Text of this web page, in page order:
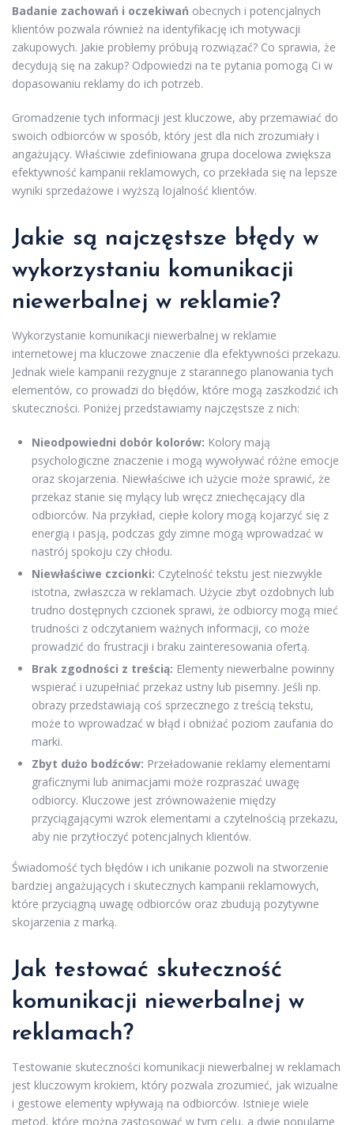
Badanie zachowań i oczekiwań obecnych i potencjalnych
klientów pozwala również na identyfikację ich motywacji
zakupowych. Jakie problemy próbują rozwiązać? Co sprawia, że
decydują się na zakup? Odpowiedzi na te pytania pomogą Ci w
dopasowaniu reklamy do ich potrzeb.
Gromadzenie tych informacji jest kluczowe, aby przemawiać do
swoich odbiorców w sposób, który jest dla nich zrozumiały i
angażujący. Właściwie zdefiniowana grupa docelowa zwiększa
efektywność kampanii reklamowych, co przekłada się na lepsze
wyniki sprzedażowe i wyższą lojalność klientów.
Jakie są najczęstsze błędy w
wykorzystaniu komunikacji
niewerbalnej w reklamie?
Wykorzystanie komunikacji niewerbalnej w reklamie
internetowej ma kluczowe znaczenie dla efektywności przekazu.
Jednak wiele kampanii rezygnuje z starannego planowania tych
elementów, co prowadzi do błędów, które mogą zaszkodzić ich
skuteczności. Poniżej przedstawiamy najczęstsze z nich:
Nieodpowiedni dobór kolorów: Kolory mają
psychologiczne znaczenie i mogą wywoływać różne emocje
oraz skojarzenia. Niewłaściwe ich użycie może sprawić, że
przekaz stanie się mylący lub wręcz zniechęcający dla
odbiorców. Na przykład, ciepłe kolory mogą kojarzyć się z
energią i pasją, podczas gdy zimne mogą wprowadzać w
nastrój spokoju czy chłodu.
Niewłaściwe czcionki: Czytelność tekstu jest niezwykle
istotna, zwłaszcza w reklamach. Użycie zbyt ozdobnych lub
trudno dostępnych czcionek sprawi, że odbiorcy mogą mieć
trudności z odczytaniem ważnych informacji, co może
prowadzić do frustracji i braku zainteresowania ofertą.
Brak zgodności z treścią: Elementy niewerbalne powinny
wspierać i uzupełniać przekaz ustny lub pisemny. Jeśli np.
obrazy przedstawiają coś sprzecznego z treścią tekstu,
może to wprowadzać w błąd i obniżać poziom zaufania do
marki.
Zbyt dużo bodźców: Przeładowanie reklamy elementami
graficznymi lub animacjami może rozpraszać uwagę
odbiorcy. Kluczowe jest zrównoważenie między
przyciągającymi wzrok elementami a czytelnością przekazu,
aby nie przytłoczyć potencjalnych klientów.
Świadomość tych błędów i ich unikanie pozwoli na stworzenie
bardziej angażujących i skutecznych kampanii reklamowych,
które przyciągną uwagę odbiorców oraz zbudują pozytywne
skojarzenia z marką.
Jak testować skuteczność
komunikacji niewerbalnej w
reklamach?
Testowanie skuteczności komunikacji niewerbalnej w reklamach
jest kluczowym krokiem, który pozwala zrozumieć, jak wizualne
i gestowe elementy wpływają na odbiorców. Istnieje wiele
metod, które można zastosować w tym celu, a dwie popularne